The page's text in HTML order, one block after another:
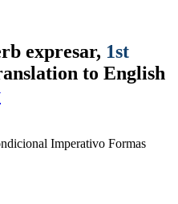
expresar, 1st
Imperativo Formas